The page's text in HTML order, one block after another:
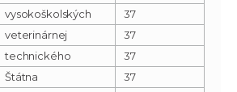
vysokoškolských
37
veterinárnej
37
technického
37
Štátna
37